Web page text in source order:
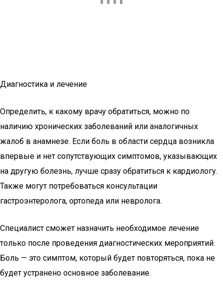
Диагностика и лечение
Определить, к какому врачу обратиться, можно по
наличию хронических заболеваний или аналогичных
жалоб в анамнезе. Если боль в области сердца возникла
впервые и нет сопутствующих симптомов, указывающих
на другую болезнь, лучше сразу обратиться к кардиологу.
Также могут потребоваться консультации
гастроэнтеролога, ортопеда или невролога.
Специалист сможет назначить необходимое лечение
только после проведения диагностических мероприятий.
Боль — это симптом, который будет повторяться, пока не
будет устранено основное заболевание.